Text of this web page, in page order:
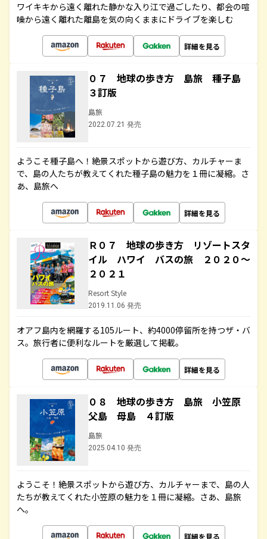
ワイキキから遠く離れた静かな入り江で過ごしたり、都会の喧
噪から遠く離れた離島を気の向くままにドライブを楽しむ
詳細を見る
０７ 地球の歩き方 島旅 種子島
３訂版
島旅
2022.07.21 発売
ようこそ種子島へ！絶景スポットから遊び方、カルチャーま
で、島の人たちが教えてくれた種子島の魅力を１冊に凝縮。さ
あ、島旅へ
詳細を見る
Ｒ０７ 地球の歩き方 リゾートスタ
イル ハワイ バスの旅 ２０２０～
２０２１
Resort Style
2019.11.06 発売
オアフ島内を網羅する105ルート、約4000停留所を持つザ・バ
ス。旅行者に便利なルートを厳選して掲載。
詳細を見る
０８ 地球の歩き方 島旅 小笠原
父島 母島 ４訂版
島旅
2025.04.10 発売
ようこそ！絶景スポットから遊び方、カルチャーまで、島の人
たちが教えてくれた小笠原の魅力を１冊に凝縮。さあ、島旅
へ。
詳細を見る